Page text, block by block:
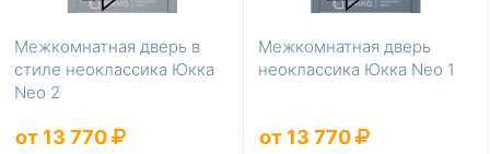
Межкомнатная дверь в
стиле неоклассика Юкка
Neo 2
от 13 770
Межкомнатная дверь
неоклассика Юкка Neo 1
от 13 770